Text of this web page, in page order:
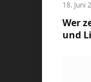
18. Juni
Wer
und